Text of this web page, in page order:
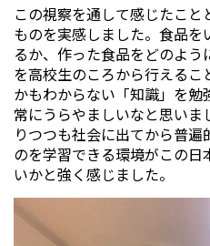
この視察を通して感じたこと
ものを実感しました。食品
るか、作った食品をどのよ
を高校生のころから行える
かもわからない「知識」を
常にうらやましいなと思い
りつつも社会に出てから普
のを学習できる環境がこの
いかと強く感じました。